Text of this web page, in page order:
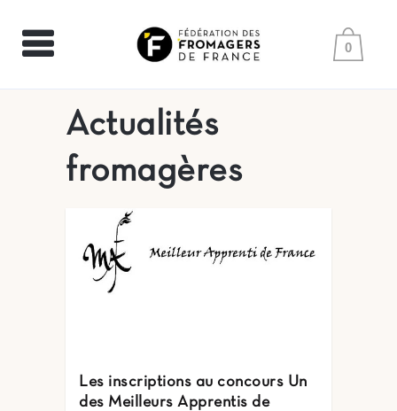
0
Actualités
fromagères
Les inscriptions au concours Un
des Meilleurs Apprentis de